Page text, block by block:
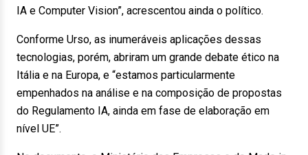
IA e Computer Vision”, acrescentou ainda o político.
Conforme Urso, as inumeráveis aplicações dessas
tecnologias, porém, abriram um grande debate ético na
Itália e na Europa, e “estamos particularmente
empenhados na análise e na composição de propostas
do Regulamento IA, ainda em fase de elaboração em
nível UE”.